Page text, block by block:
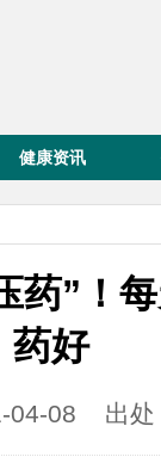
健康资讯
药”！
药好
04-08 出